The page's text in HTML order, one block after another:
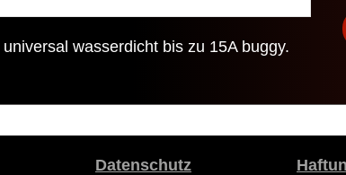
wasserdicht bis zu 15A buggy.
Datenschutz